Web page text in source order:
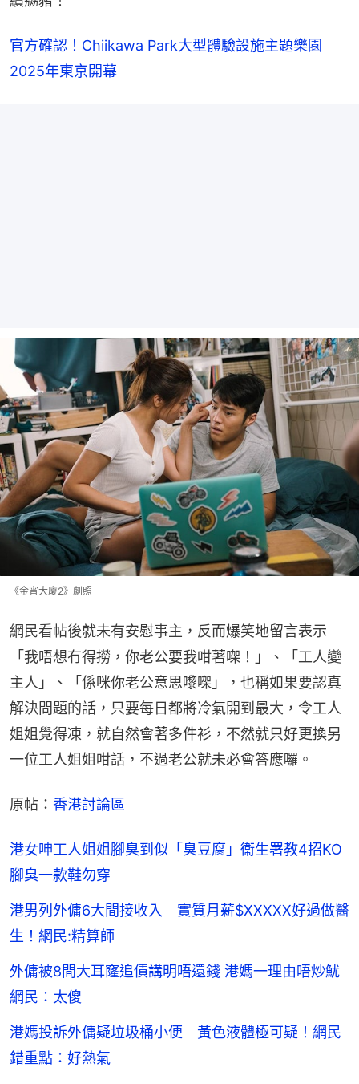
官方確認！Chiikawa Park大型體驗設施主題樂園
2025年東京開幕
《金宵大廈2》劇照
網民看帖後就未有安慰事主，反而爆笑地留言表示
「我唔想冇得撈，你老公要我咁著㗎！」、「工人變
主人」、「係咪你老公意思嚟㗎」，也稱如果要認真
解決問題的話，只要每日都將冷氣開到最大，令工人
姐姐覺得凍，就自然會著多件衫，不然就只好更換另
一位工人姐姐咁話，不過老公就未必會答應囉。
原帖： 香港討論區
港女呻工人姐姐腳臭到似「臭豆腐」衞生署教4招KO
腳臭一款鞋勿穿
港男列外傭6大間接收入 實質月薪$XXXXX好過做醫
生！網民:精算師
外傭被8間大耳窿追債講明唔還錢 港媽一理由唔炒魷
網民：太傻
港媽投訴外傭疑垃圾桶小便 黃色液體極可疑！網民
錯重點：好熱氣